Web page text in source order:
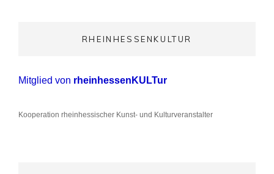
RHEINHESSENKULTUR
Mitglied von rheinhessenKULTur
Kooperation rheinhessischer Kunst- und Kulturveranstalter